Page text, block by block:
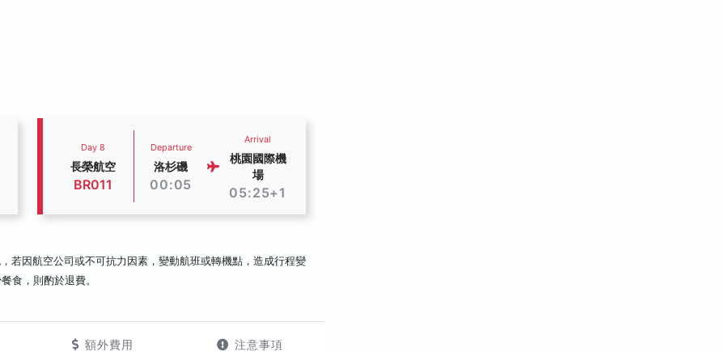
Day 8
長榮航空
BR011
Departure
洛杉磯
00:05
Arrival
桃園國際機
場
05:25+1
若因航空公司或不可抗力因素，變動航班或轉機點，造成行程變
食，則酌於退費。
額外費用 注意事項